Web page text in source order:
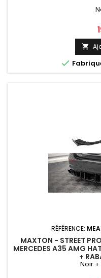


RÉFÉRENCE:
MAXTON - STREET
MERCEDES A35 AMG
+
Noir